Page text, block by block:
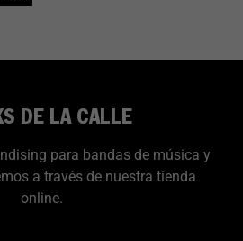
DE LA CALLE
para bandas de música y
a través de nuestra tienda
online.